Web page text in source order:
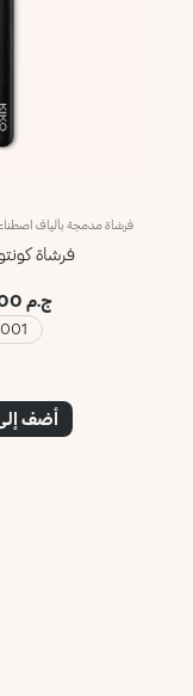
فرشاة
ج.م 1369.00
001
أضف